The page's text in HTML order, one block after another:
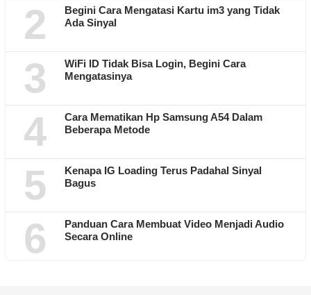
2
Begini Cara Mengatasi Kartu im3 yang Tidak
Ada Sinyal
3
WiFi ID Tidak Bisa Login, Begini Cara
Mengatasinya
4
Cara Mematikan Hp Samsung A54 Dalam
Beberapa Metode
5
Kenapa IG Loading Terus Padahal Sinyal
Bagus
6
Panduan Cara Membuat Video Menjadi Audio
Secara Online